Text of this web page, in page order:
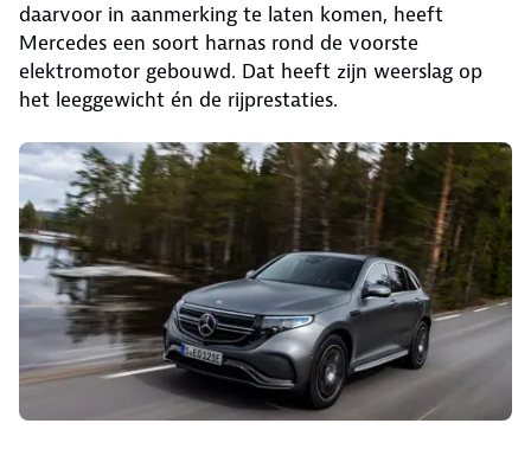
daarvoor in aanmerking te laten komen, heeft
Mercedes een soort harnas rond de voorste
elektromotor gebouwd. Dat heeft zijn weerslag op
het leeggewicht én de rijprestaties.